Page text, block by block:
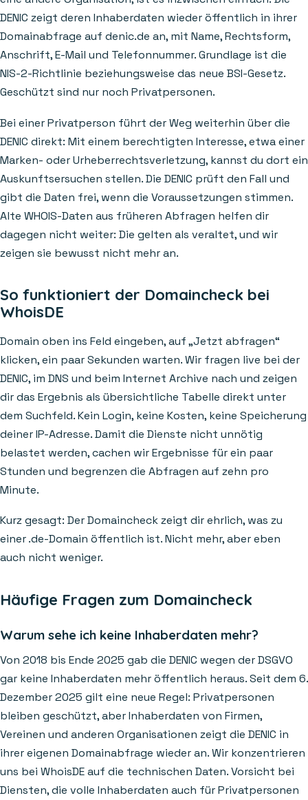
DENIC zeigt deren Inhaberdaten wieder öffentlich in ihrer
Domainabfrage auf denic.de an, mit Name, Rechtsform,
Anschrift, E-Mail und Telefonnummer. Grundlage ist die
NIS-2-Richtlinie beziehungsweise das neue BSI-Gesetz.
Geschützt sind nur noch Privatpersonen.
Bei einer Privatperson führt der Weg weiterhin über die
DENIC direkt: Mit einem berechtigten Interesse, etwa einer
Marken- oder Urheberrechtsverletzung, kannst du dort ein
Auskunftsersuchen stellen. Die DENIC prüft den Fall und
gibt die Daten frei, wenn die Voraussetzungen stimmen.
Alte WHOIS-Daten aus früheren Abfragen helfen dir
dagegen nicht weiter: Die gelten als veraltet, und wir
zeigen sie bewusst nicht mehr an.
So funktioniert der Domaincheck bei
WhoisDE
Domain oben ins Feld eingeben, auf „Jetzt abfragen“
klicken, ein paar Sekunden warten. Wir fragen live bei der
DENIC, im DNS und beim Internet Archive nach und zeigen
dir das Ergebnis als übersichtliche Tabelle direkt unter
dem Suchfeld. Kein Login, keine Kosten, keine Speicherung
deiner IP-Adresse. Damit die Dienste nicht unnötig
belastet werden, cachen wir Ergebnisse für ein paar
Stunden und begrenzen die Abfragen auf zehn pro
Minute.
Kurz gesagt: Der Domaincheck zeigt dir ehrlich, was zu
einer .de-Domain öffentlich ist. Nicht mehr, aber eben
auch nicht weniger.
Häufige Fragen zum Domaincheck
Warum sehe ich keine Inhaberdaten mehr?
Von 2018 bis Ende 2025 gab die DENIC wegen der DSGVO
gar keine Inhaberdaten mehr öffentlich heraus. Seit dem 6.
Dezember 2025 gilt eine neue Regel: Privatpersonen
bleiben geschützt, aber Inhaberdaten von Firmen,
Vereinen und anderen Organisationen zeigt die DENIC in
ihrer eigenen Domainabfrage wieder an. Wir konzentrieren
uns bei WhoisDE auf die technischen Daten. Vorsicht bei
Diensten, die volle Inhaberdaten auch für Privatpersonen